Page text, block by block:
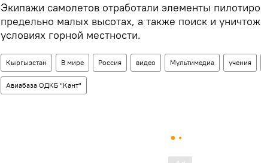
Экипажи самолетов отработали элементы
предельно малых высотах, а также поиск и
условиях горной местности.
Кыргызстан В мире Россия видео Мультимедиа учения
Авиабаза ОДКБ "Кант"